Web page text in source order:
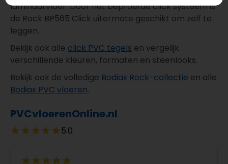
laminaatvloer. Door het beproefde click systeem is
de Rock BP565 Click uitermate geschikt om zelf te
leggen.
Bekijk ook alle click PVC tegels en vergelijk
verschillende kleuren, formaten en steenlooks.
Bekijk ook de volledige Bodiax Rock-collectie en alle
Bodiax PVC vloeren.
PVCvloerenOnline.nl
5.0